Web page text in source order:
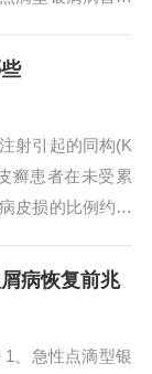
用糖皮质激素、
们要接触双氧
射引起的同构(K
癣患者在未受累
皮损的比例约为
如玻璃体或硬化
癣情况下因注射
病恢复前兆
、急性点滴型银